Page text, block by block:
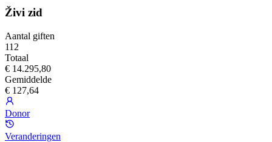
Živi zid
Aantal giften
112
Totaal
€ 14.295,80
Gemiddelde
€ 127,64
Donor
Veranderingen